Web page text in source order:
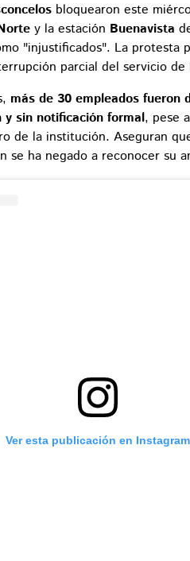
bloquearon este
y la estación Buenavista
"injustificados". La protesta
parcial del servicio de
más de 30 empleados fueron
y sin notificación formal, pese
de la institución. Aseguran
se ha negado a reconocer su
Ver esta publicación en Instagram